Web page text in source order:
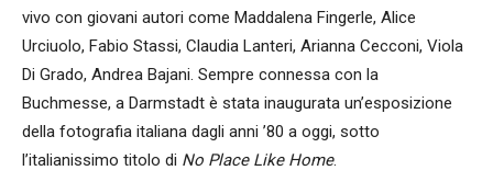
vivo con giovani autori come Maddalena Fingerle, Alice
Urciuolo, Fabio Stassi, Claudia Lanteri, Arianna Cecconi, Viola
Di Grado, Andrea Bajani. Sempre connessa con la
Buchmesse, a Darmstadt è stata inaugurata un’esposizione
della fotografia italiana dagli anni ’80 a oggi, sotto
l’italianissimo titolo di No Place Like Home.